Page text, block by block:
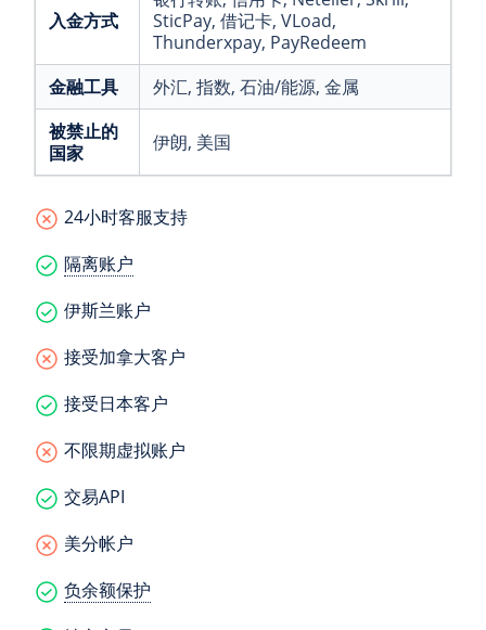
入金方式
SticPay, 借记卡, VLoad,
Thunderxpay, PayRedeem
金融工具
外汇, 指数, 石油/能源, 金属
被禁止的
国家
伊朗, 美国
24小时客服支持
隔离账户
伊斯兰账户
接受加拿大客户
接受日本客户
不限期虚拟账户
交易API
美分帐户
负余额保护